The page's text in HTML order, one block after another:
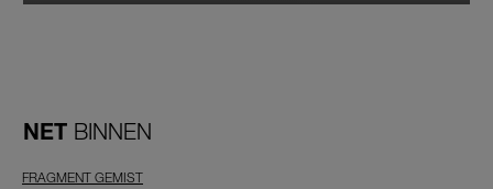
NET BINNEN
FRAGMENT GEMIST